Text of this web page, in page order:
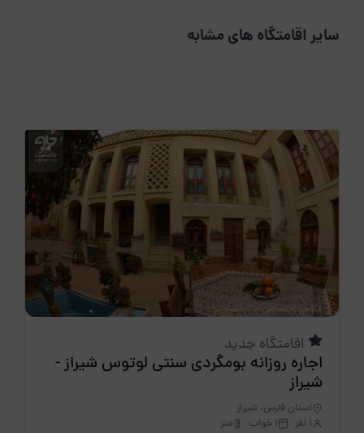
سایر اقامتگاه های مشابه
اقامتگاه جدید
اجاره روزانه بومگردی سنتی لوتوس شیراز -
شیراز
استان فارس، شیراز
1 نفر
1 خواب متر